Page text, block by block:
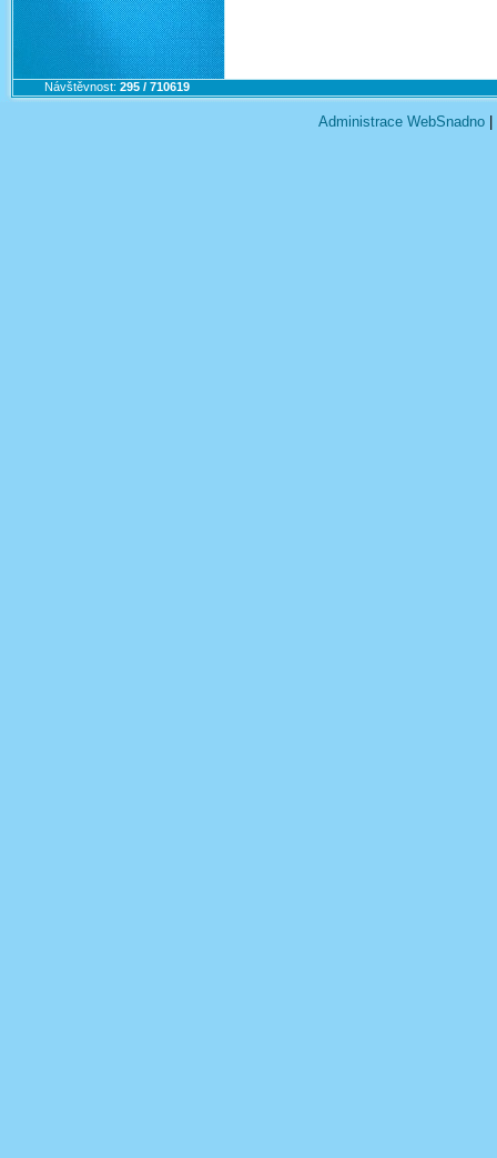
Návštěvnost: 295 / 710619
Administrace WebSnadno|